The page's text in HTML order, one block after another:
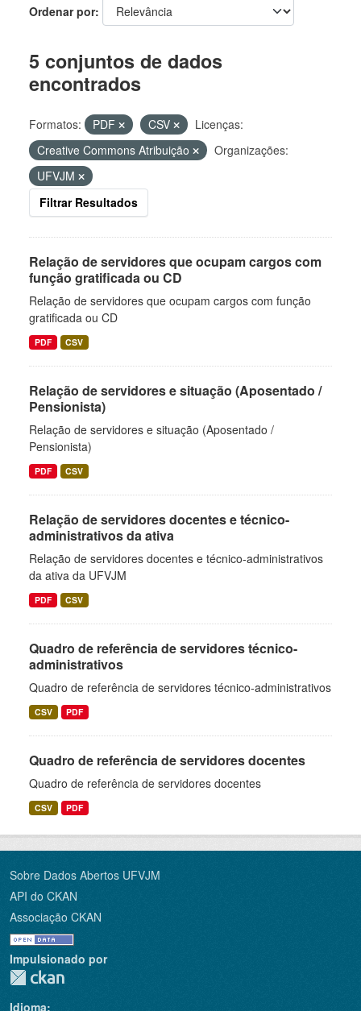
Ordenar por
5 conjuntos de dados
encontrados
Formatos: PDF CSV
Licenças:
Creative Commons Atribuição
Organizações:
UFVJM
Filtrar Resultados
Relação de servidores que ocupam cargos com
função gratificada ou CD
Relação de servidores que ocupam cargos com função
gratificada ou CD
PDF CSV
Relação de servidores e situação (Aposentado /
Pensionista)
Relação de servidores e situação (Aposentado /
Pensionista)
PDF CSV
Relação de servidores docentes e técnico-
administrativos da ativa
Relação de servidores docentes e técnico-administrativos
da ativa da UFVJM
PDF CSV
Quadro de referência de servidores técnico-
administrativos
Quadro de referência de servidores técnico-administrativos
CSV PDF
Quadro de referência de servidores docentes
Quadro de referência de servidores docentes
CSV PDF
Sobre Dados Abertos UFVJM
API do CKAN
Associação CKAN
Impulsionado por
Idioma